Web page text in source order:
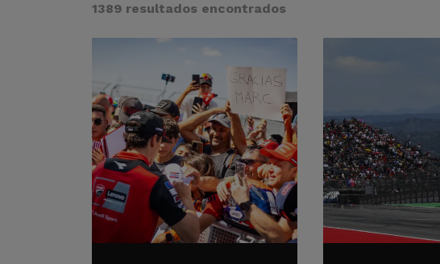
1389 resultados encontrados